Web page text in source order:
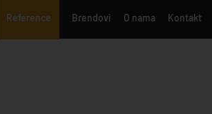
Reference Brendovi O nama Kontakt